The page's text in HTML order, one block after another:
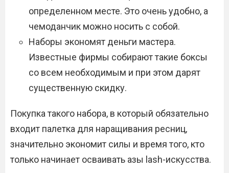
определенном месте. Это очень удобно, а
чемоданчик можно носить с собой.
Наборы экономят деньги мастера.
Известные фирмы собирают такие боксы
со всем необходимым и при этом дарят
существенную скидку.
Покупка такого набора, в который обязательно
входит палетка для наращивания ресниц,
значительно экономит силы и время того, кто
только начинает осваивать азы lash-искусства.